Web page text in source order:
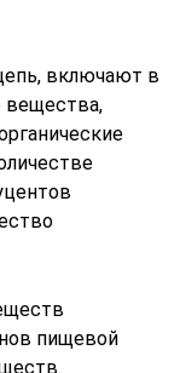
включают в
вещества,
пищевой